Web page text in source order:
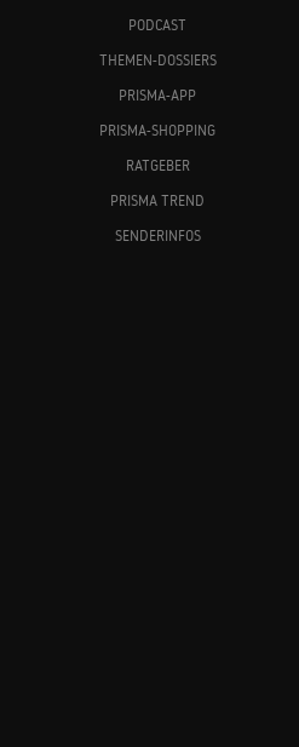
PODCAST
THEMEN-DOSSIERS
PRISMA-APP
PRISMA-SHOPPING
RATGEBER
PRISMA TREND
SENDERINFOS